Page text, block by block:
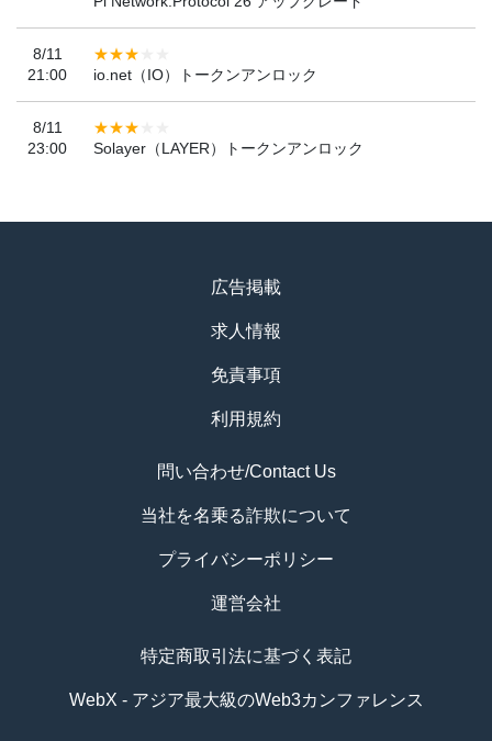
8/11
21:00
io.net（IO）トークンアンロック
8/11
23:00
Solayer（LAYER）トークンアンロック
広告掲載
求人情報
免責事項
利用規約
問い合わせ/Contact Us
当社を名乗る詐欺について
プライバシーポリシー
運営会社
特定商取引法に基づく表記
WebX - アジア最大級のWeb3カンファレンス